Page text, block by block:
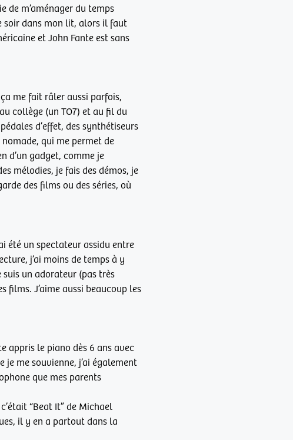
de m’aménager du temps
soir dans mon lit, alors il faut
et John Fante est sans
me fait râler aussi parfois,
collège (un TO7) et au fil du
d’effet, des synthétiseurs
qui me permet de
d’un gadget, comme je
mélodies, je fais des démos, je
des films ou des séries, où
été un spectateur assidu entre
j’ai moins de temps à y
suis un adorateur (pas très
films. J’aime aussi beaucoup les
appris le piano dès 6 ans avec
je me souvienne, j’ai également
que mes parents
“Beat It” de Michael
il y en a partout dans la